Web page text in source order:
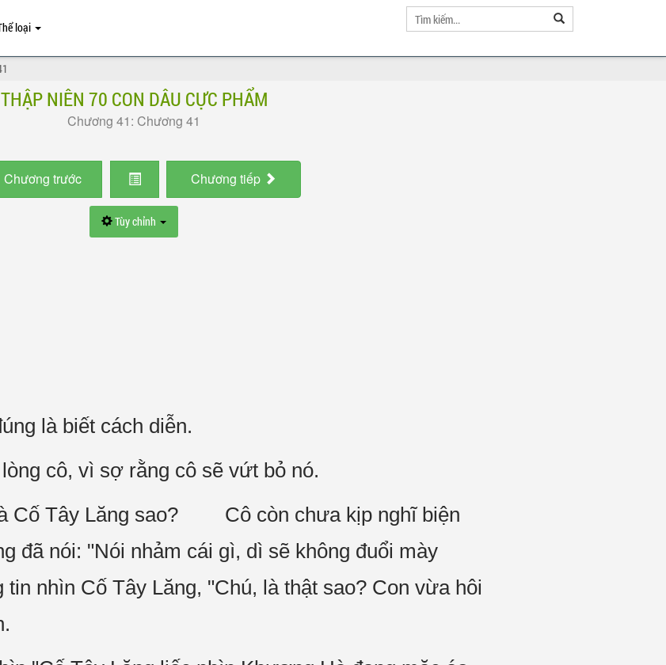
loại
THẬP NIÊN 70 CON DÂU CỰC PHẨM
Chương 41: Chương 41
Chương trước Chương tiếp
Tùy chỉnh
là biết cách diễn.
cô, vì sợ rằng cô sẽ vứt bỏ nó.
Cố Tây Lăng sao? Cô còn chưa kịp nghĩ biện
đã nói: "Nói nhảm cái gì, dì sẽ không đuổi mày
nhìn Cố Tây Lăng, "Chú, là thật sao? Con vừa hôi